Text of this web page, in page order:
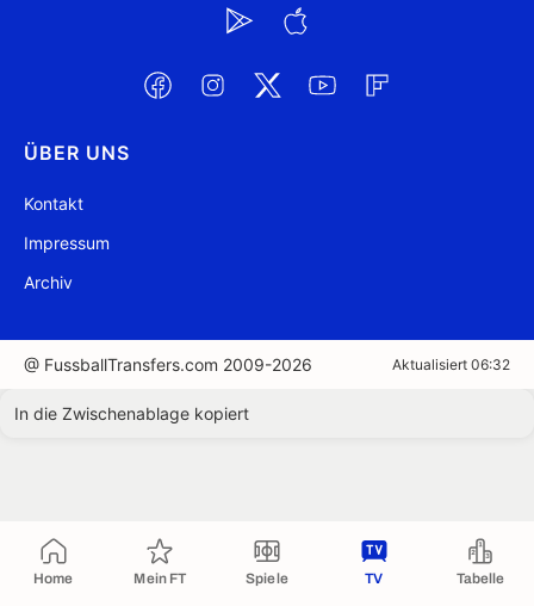
Home Mein FT Spiele TV Tabelle
ÜBER UNS
Kontakt
Impressum
Archiv
@ FussballTransfers.com 2009-2026 Aktualisiert 06:32
In die Zwischenablage kopiert